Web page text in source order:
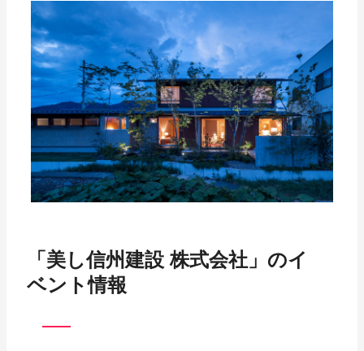
「美し信州建設 株式会社」のイ
ベント情報